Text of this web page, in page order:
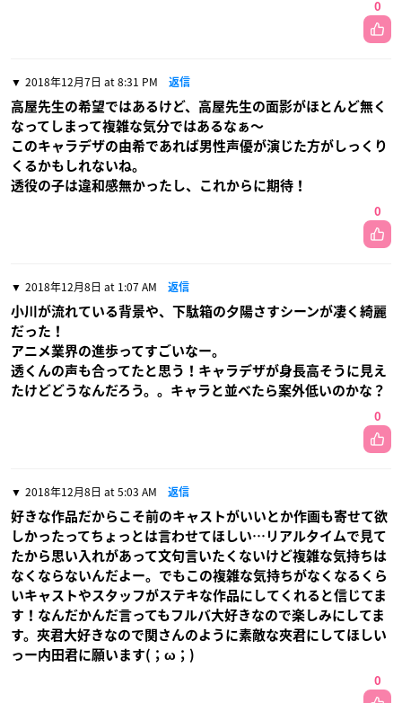
0
2018年12月7日 at 8:31 PM 返信
高屋先生の希望ではあるけど、高屋先生の面影がほとんど無く
なってしまって複雑な気分ではあるなぁ〜
このキャラデザの由希であれば男性声優が演じた方がしっくり
くるかもしれないね。
透役の子は違和感無かったし、これからに期待！
0
2018年12月8日 at 1:07 AM 返信
小川が流れている背景や、下駄箱の夕陽さすシーンが凄く綺麗
だった！
アニメ業界の進歩ってすごいなー。
透くんの声も合ってたと思う！キャラデザが身長高そうに見え
たけどどうなんだろう。。キャラと並べたら案外低いのかな？
0
2018年12月8日 at 5:03 AM 返信
好きな作品だからこそ前のキャストがいいとか作画も寄せて欲
しかったってちょっとは言わせてほしい…リアルタイムで見て
たから思い入れがあって文句言いたくないけど複雑な気持ちは
なくならないんだよー。でもこの複雑な気持ちがなくなるくら
いキャストやスタッフがステキな作品にしてくれると信じてま
す！なんだかんだ言ってもフルバ大好きなので楽しみにしてま
す。夾君大好きなので関さんのように素敵な夾君にしてほしい
っー内田君に願います(；ω；)
0